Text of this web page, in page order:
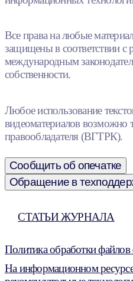
Все права на любые
защищены в соответствии с
международным
собственности.
Любое использование
видеоматериалов возможно
правообладателя (ВГТРК).
Сообщить об опечатке
Обращение в
СТАТЬИ ЖУРНАЛА
Политика обработки файлов
На информационном